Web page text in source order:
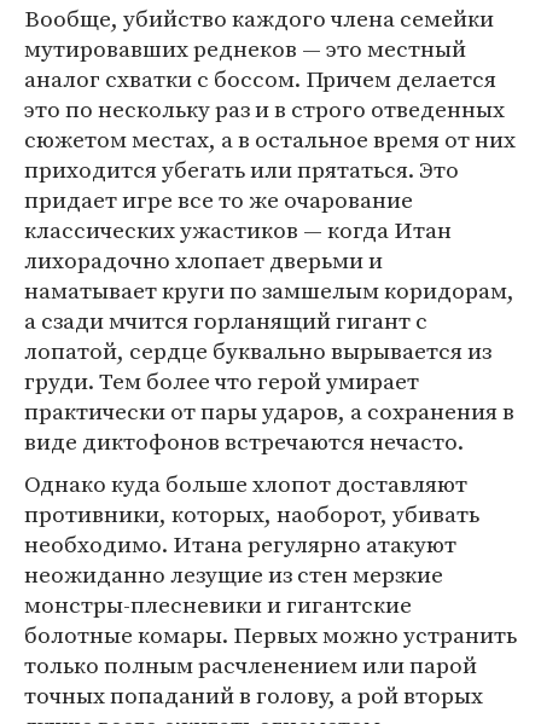
Вообще, убийство каждого члена семейки
мутировавших реднеков — это местный
аналог схватки с боссом. Причем делается
это по нескольку раз и в строго отведенных
сюжетом местах, а в остальное время от них
приходится убегать или прятаться. Это
придает игре все то же очарование
классических ужастиков — когда Итан
лихорадочно хлопает дверьми и
наматывает круги по замшелым коридорам,
а сзади мчится горланящий гигант с
лопатой, сердце буквально вырывается из
груди. Тем более что герой умирает
практически от пары ударов, а сохранения в
виде диктофонов встречаются нечасто.
Однако куда больше хлопот доставляют
противники, которых, наоборот, убивать
необходимо. Итана регулярно атакуют
неожиданно лезущие из стен мерзкие
монстры-плесневики и гигантские
болотные комары. Первых можно устранить
только полным расчленением или парой
точных попаданий в голову, а рой вторых